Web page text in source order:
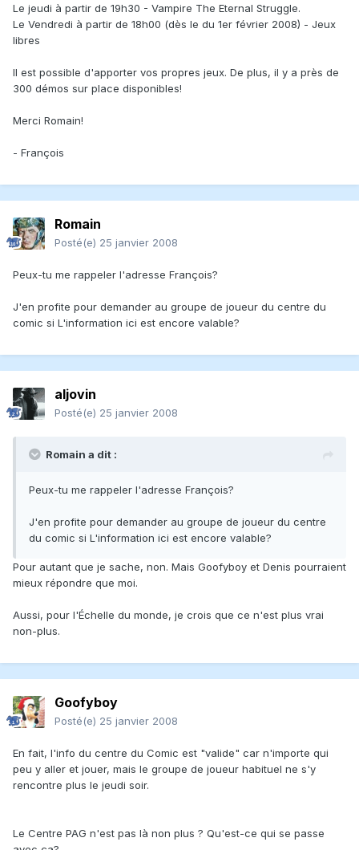
Le jeudi à partir de 19h30 - Vampire The Eternal Struggle.
Le Vendredi à partir de 18h00 (dès le du 1er février 2008) - Jeux
libres
Il est possible d'apporter vos propres jeux. De plus, il y a près de
300 démos sur place disponibles!
Merci Romain!
- François
Romain
Posté(e) 25 janvier 2008
Peux-tu me rappeler l'adresse François?
J'en profite pour demander au groupe de joueur du centre du
comic si L'information ici est encore valable?
aljovin
Posté(e) 25 janvier 2008
Romain a dit :
Peux-tu me rappeler l'adresse François?
J'en profite pour demander au groupe de joueur du centre
du comic si L'information ici est encore valable?
Pour autant que je sache, non. Mais Goofyboy et Denis pourraient
mieux répondre que moi.
Aussi, pour l'Échelle du monde, je crois que ce n'est plus vrai
non-plus.
Goofyboy
Posté(e) 25 janvier 2008
En fait, l'info du centre du Comic est "valide" car n'importe qui
peu y aller et jouer, mais le groupe de joueur habituel ne s'y
rencontre plus le jeudi soir.
Le Centre PAG n'est pas là non plus ? Qu'est-ce qui se passe